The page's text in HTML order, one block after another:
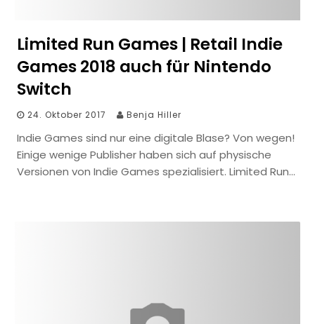
Limited Run Games | Retail Indie
Games 2018 auch für Nintendo
Switch
24. Oktober 2017 Benja Hiller
Indie Games sind nur eine digitale Blase? Von wegen!
Einige wenige Publisher haben sich auf physische
Versionen von Indie Games spezialisiert. Limited Run…